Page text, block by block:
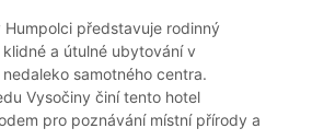
Humpolci představuje rodinný
a útulné ubytování v
samotného centra.
Vysočiny činí tento hotel
pro poznávání místní přírody a